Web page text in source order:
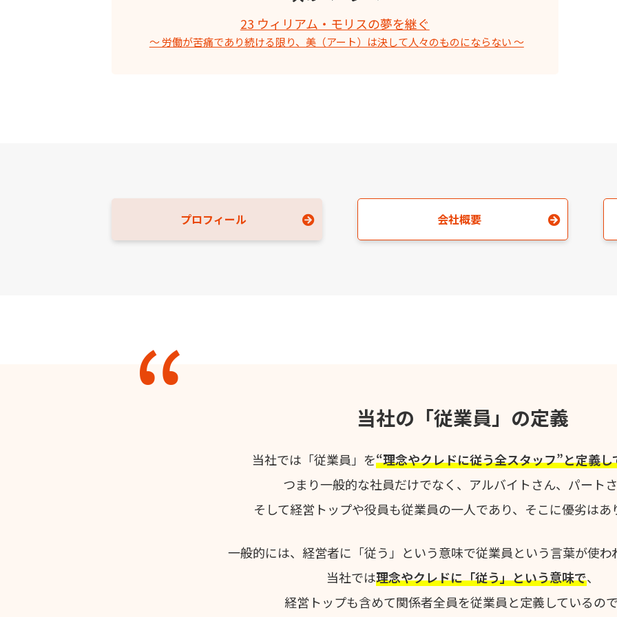
23 ウィリアム・モリスの夢を継ぐ
〜 労働が苦痛であり続ける限り、美（アート）は決して人々のものにならない 〜
プロフィール 会社概要
当社の「従業員」の定義
当社では「従業員」を“理念やクレドに従う全スタッフ”と定義し
つまり一般的な社員だけでなく、アルバイトさん、パートさ
そして経営トップや役員も従業員の一人であり、そこに優劣はあ
一般的には、経営者に「従う」という意味で従業員という言葉が使わ
当社では理念やクレドに「従う」という意味で、
経営トップも含めて関係者全員を従業員と定義しているので